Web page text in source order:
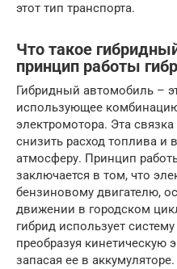
этот тип транспорта.
Что такое
принцип работы
Гибридный автомобиль –
использующее
электромотора. Эта
снизить расход топлива
атмосферу. Принцип
заключается в том, что
бензиновому двигателю,
движении в городском
гибрид использует
преобразуя кинетическую
запасая ее в